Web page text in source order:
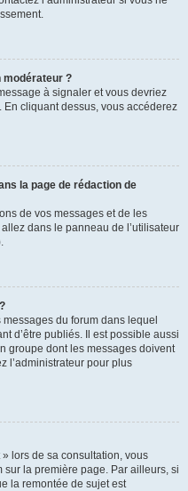
modérateur ?
à signaler et vous devriez
cliquant dessus, vous accéderez
la page de rédaction de
de vos messages et de les
dans le panneau de l’utilisateur
du forum dans lequel
d’être publiés. Il est possible aussi
groupe dont les messages doivent
l’administrateur pour plus
lors de sa consultation, vous
la première page. Par ailleurs, si
la remontée de sujet est